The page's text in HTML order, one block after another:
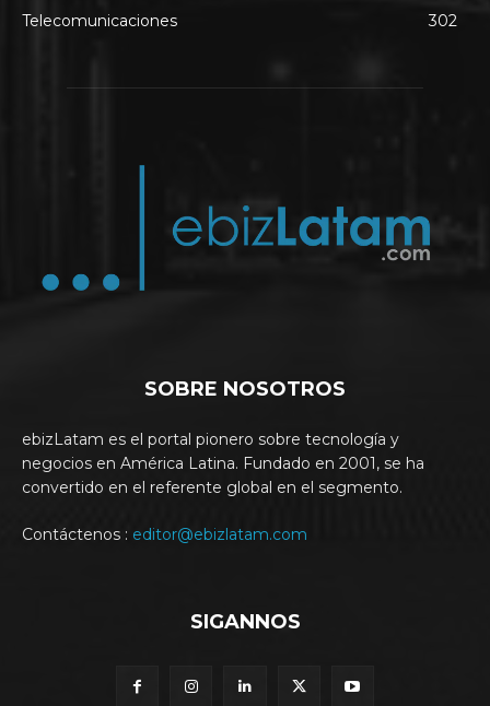
Telecomunicaciones
302
SOBRE NOSOTROS
ebizLatam es el portal pionero sobre tecnología y
negocios en América Latina. Fundado en 2001, se ha
convertido en el referente global en el segmento.
Contáctenos : editor@ebizlatam.com
SIGANNOS